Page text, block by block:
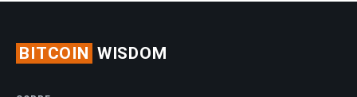
BITCOIN WISDOM